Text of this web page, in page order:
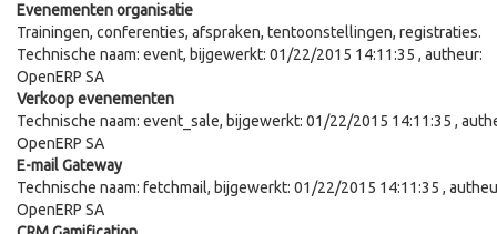
Evenementen organisatie
Trainingen, conferenties, afspraken, tentoonstellingen, registraties.
Technische naam: event, bijgewerkt: 01/22/2015 14:11:35 , autheur:
OpenERP SA
Verkoop evenementen
Technische naam: event_sale, bijgewerkt: 01/22/2015 14:11:35 ,
OpenERP SA
E-mail Gateway
Technische naam: fetchmail, bijgewerkt: 01/22/2015 14:11:35 ,
OpenERP SA